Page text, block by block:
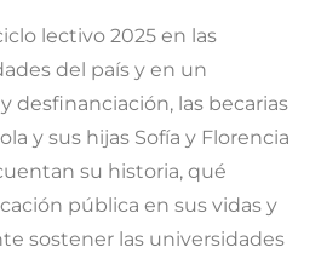
lectivo 2025 en las
del país y en un
desfinanciación, las becarias
y sus hijas Sofía y Florencia
su historia, qué
pública en sus vidas y
sostener las universidades